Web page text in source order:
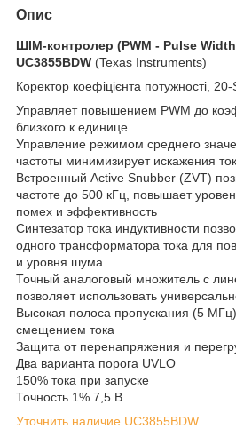
Опис
ШІМ-контролер (PWM - Pulse
UC3855BDW (Texas Instruments)
Коректор коефіцієнта потужності,
Управляет повышением PWM до
близкого к единице
Управление режимом среднего
частоты минимизирует искажения
Встроенный Active Snubber (ZVT)
частоте до 500 кГц, повышает
помех и эффективность
Синтезатор тока индуктивности
одного трансформатора тока для
и уровня шума
Точный аналоговый множитель с
позволяет использовать
Высокая полоса пропускания (5
смещением тока
Защита от перенапряжения и
Два варианта порога UVLO
150% тока при запуске
Точность 1% 7,5 В
Уточнить наличие UC3855BDW